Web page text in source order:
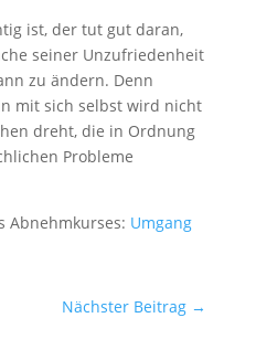
ist, der tut gut daran,
seiner Unzufriedenheit
zu ändern. Denn
mit sich selbst wird nicht
dreht, die in Ordnung
Probleme
Abnehmkurses: Umgang
Nächster Beitrag →